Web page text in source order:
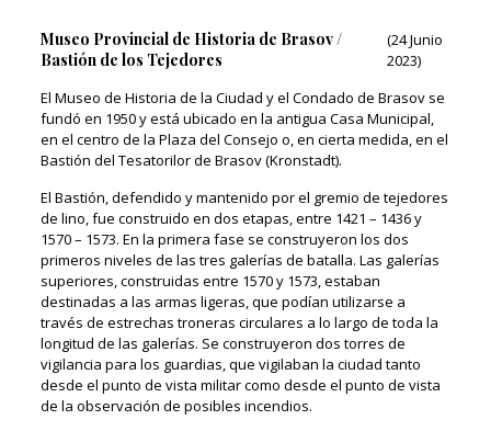
Museo Provincial de Historia de Brasov /
Bastión de los Tejedores
(24 Junio
2023)
El Museo de Historia de la Ciudad y el Condado de Brasov se
fundó en 1950 y está ubicado en la antigua Casa Municipal,
en el centro de la Plaza del Consejo o, en cierta medida, en el
Bastión del Tesatorilor de Brasov (Kronstadt).
El Bastión, defendido y mantenido por el gremio de tejedores
de lino, fue construido en dos etapas, entre 1421 – 1436 y
1570 – 1573. En la primera fase se construyeron los dos
primeros niveles de las tres galerías de batalla. Las galerías
superiores, construidas entre 1570 y 1573, estaban
destinadas a las armas ligeras, que podían utilizarse a
través de estrechas troneras circulares a lo largo de toda la
longitud de las galerías. Se construyeron dos torres de
vigilancia para los guardias, que vigilaban la ciudad tanto
desde el punto de vista militar como desde el punto de vista
de la observación de posibles incendios.